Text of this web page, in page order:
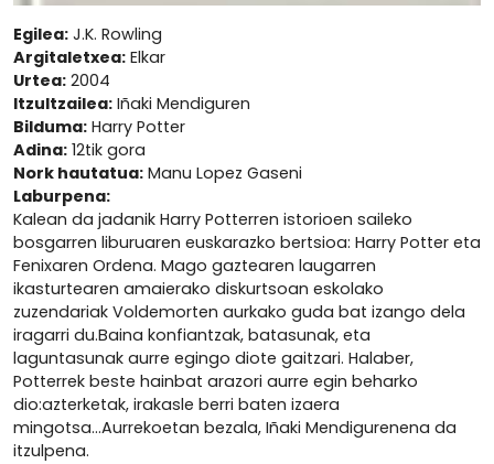
Egilea: J.K. Rowling
Argitaletxea: Elkar
Urtea: 2004
Itzultzailea: Iñaki Mendiguren
Bilduma: Harry Potter
Adina: 12tik gora
Nork hautatua: Manu Lopez Gaseni
Laburpena:
Kalean da jadanik Harry Potterren istorioen saileko
bosgarren liburuaren euskarazko bertsioa: Harry Potter eta
Fenixaren Ordena. Mago gaztearen laugarren
ikasturtearen amaierako diskurtsoan eskolako
zuzendariak Voldemorten aurkako guda bat izango dela
iragarri du.Baina konfiantzak, batasunak, eta
laguntasunak aurre egingo diote gaitzari. Halaber,
Potterrek beste hainbat arazori aurre egin beharko
dio:azterketak, irakasle berri baten izaera
mingotsa...Aurrekoetan bezala, Iñaki Mendigurenena da
itzulpena.